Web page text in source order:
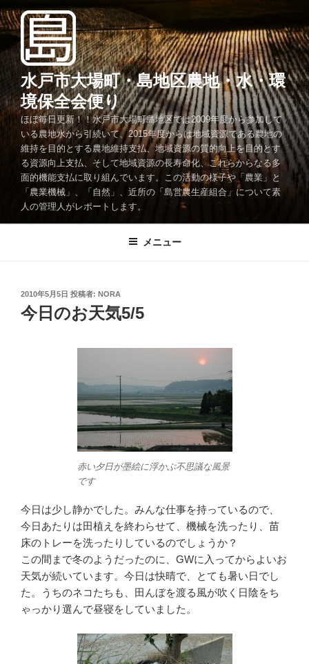
コ
ン
ン
ツ
へ
ス
キ
水戸市大場町・島地区農地・水・環
境保全会便り
ほぼ毎日更新！！水戸市大場町島地区では2009年度から参加して
いる農地水から引続いて、2015年度からは地域資源である農地の
維持を目的とする農地維持支払、地域資源の質的向上を目的とす
る資源向上支払、そして地域資源の長寿命化、これらからなる多
面的機能支払に取り組んでいます。この活動の様子や「農業」と
「農業機械」、「自然」、近所の「島営農生産組合」について素
人の管理人がレポートします。
メニュー
投
稿
日:
2010年5月5日 投稿者: NORA
今日のお天気5/5
赤い夕日が墨絵に浮かぶ不思議な風景
です
今日は少し静かでした。みんな仕事を持っているので、
今日あたりは田植えを終わらせて、機械を洗ったり、苗
床のトレーを洗ったりしているのでしょうか？
この間まで冬のようだったのに、GWに入ってからよいお
天気が続いています。今日は快晴で、とても暑い日でし
た。うちのネコたちも、田んぼを渡る風が吹く日陰をち
ゃっかり選んで昼寝をしていました。